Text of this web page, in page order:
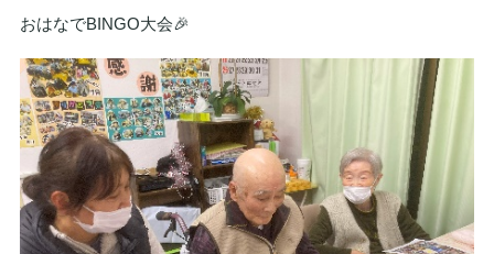
おはなでBINGO大会🎉